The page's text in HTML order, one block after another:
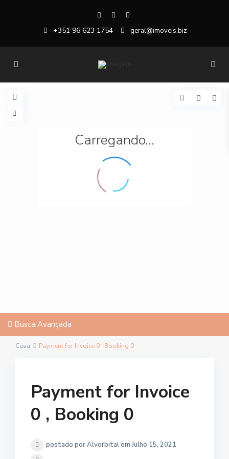
+351 96 623 1754 geral@imoveis.biz
Carregando...
Busca Avançada
Casa Payment for Invoice 0 , Booking 0
Payment for Invoice
0 , Booking 0
postado por Alvorbital em Julho 15, 2021